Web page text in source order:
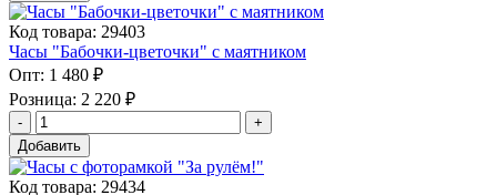
Код товара: 29403
Часы "Бабочки-цветочки" с маятником
Опт: 1 480 ₽
Розница: 2 220 ₽
Добавить
Код товара: 29434